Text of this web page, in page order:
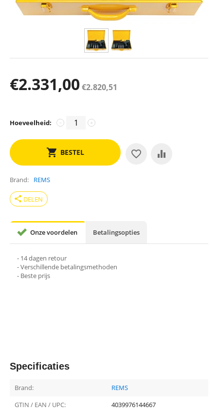
€2.331,00€2.820,51
Hoeveelheid: +
−
BESTEL
Brand REMS
share DELEN
Onze voordelen Betalingsopties
- 14 dagen retour
- Verschillende betalingsmethoden
- Beste prijs
Specificaties
Brand:
REMS
GTIN / EAN / UPC:
4039976144667